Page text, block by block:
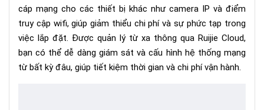
cáp mạng cho các thiết bị khác như camera IP và điểm
truy cập wifi, giúp giảm thiểu chi phí và sự phức tạp trong
việc lắp đặt. Được quản lý từ xa thông qua Ruijie Cloud,
bạn có thể dễ dàng giám sát và cấu hình hệ thống mạng
từ bất kỳ đâu, giúp tiết kiệm thời gian và chi phí vận hành.